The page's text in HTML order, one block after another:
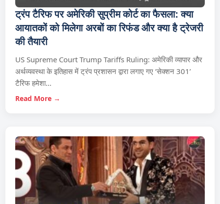
ट्रंप टैरिफ पर अमेरिकी सुप्रीम कोर्ट का फैसला: क्या
आयातकों को मिलेगा अरबों का रिफंड और क्या है ट्रेजरी
की तैयारी
US Supreme Court Trump Tariffs Ruling: अमेरिकी व्यापार और
अर्थव्यवस्था के इतिहास में ट्रंप प्रशासन द्वारा लगाए गए ‘सेक्शन 301’
टैरिफ हमेशा…
Read More →